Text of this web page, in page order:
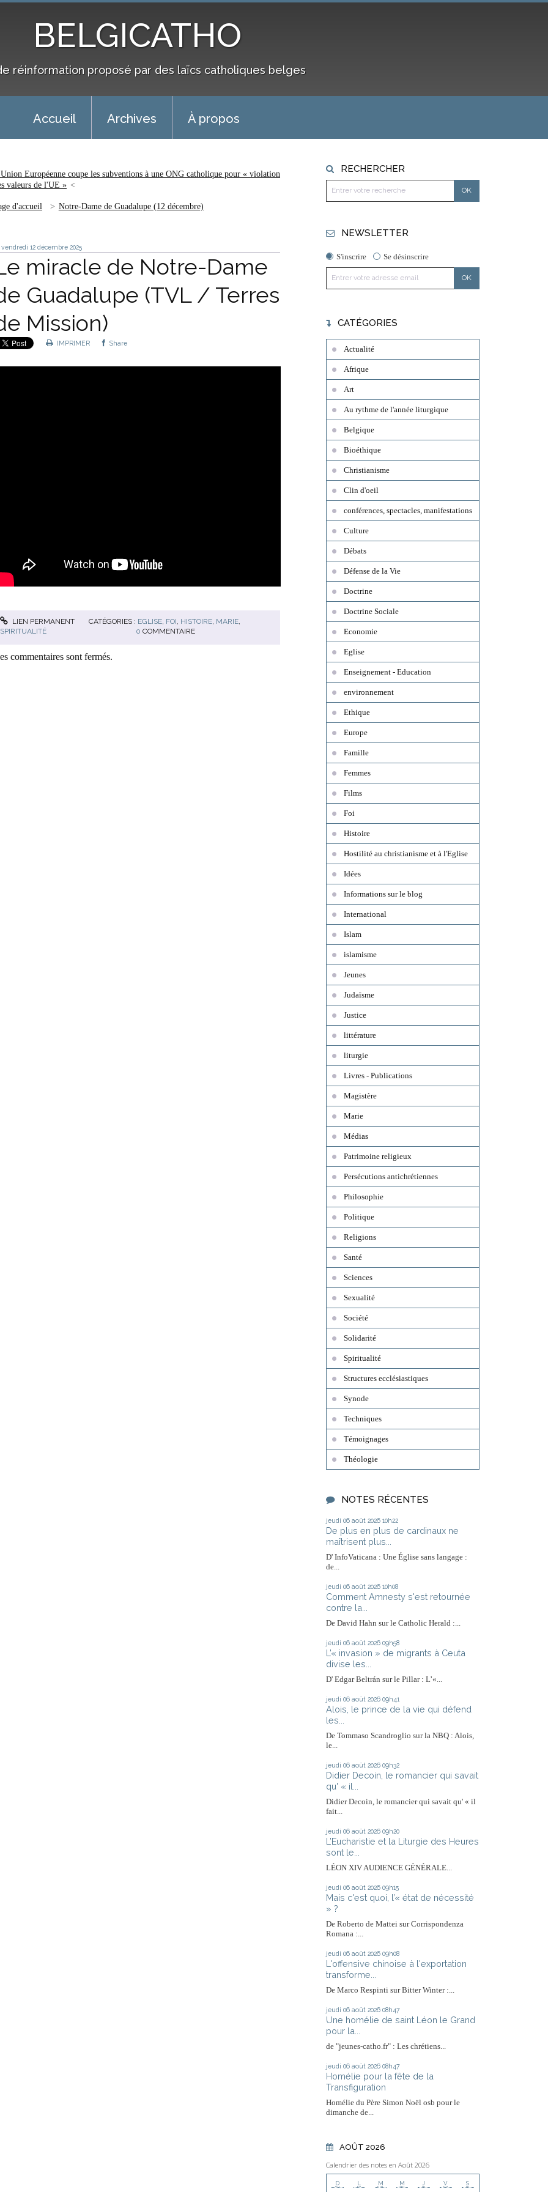
BELGICATHO
réinformation proposé par des laïcs catholiques belges
Accueil Archives À propos
Européenne coupe les subventions à une ONG catholique pour « violation
valeurs de l'UE »
d'accueil Notre-Dame de Guadalupe (12 décembre)
vendredi 12 décembre 2025
miracle de Notre-Dame
Guadalupe (TVL / Terres
Mission)
IMPRIMER Share
LIEN PERMANENT CATÉGORIES : EGLISE FOI HISTOIRE MARIE
SPIRITUALITÉ
0 COMMENTAIRE
commentaires sont fermés.
RECHERCHER
NEWSLETTER
S'inscrire Se désinscrire
CATÉGORIES
Actualité
Afrique
Art
Au rythme de l'année liturgique
Belgique
Bioéthique
Christianisme
Clin d'oeil
conférences, spectacles, manifestations
Culture
Débats
Défense de la Vie
Doctrine
Doctrine Sociale
Economie
Eglise
Enseignement - Education
environnement
Ethique
Europe
Famille
Femmes
Films
Foi
Histoire
Hostilité au christianisme et à l'Eglise
Idées
Informations sur le blog
International
Islam
islamisme
Jeunes
Judaïsme
Justice
littérature
liturgie
Livres - Publications
Magistère
Marie
Médias
Patrimoine religieux
Persécutions antichrétiennes
Philosophie
Politique
Religions
Santé
Sciences
Sexualité
Société
Solidarité
Spiritualité
Structures ecclésiastiques
Synode
Techniques
Témoignages
Théologie
NOTES RÉCENTES
jeudi 06 août 2026 10h22
De plus en plus de cardinaux ne
maîtrisent plus...
D' InfoVaticana : Une Église sans langage :
de...
jeudi 06 août 2026 10h08
Comment Amnesty s'est retournée
contre la...
De David Hahn sur le Catholic Herald :...
jeudi 06 août 2026 09h58
L’« invasion » de migrants à Ceuta
divise les...
D' Edgar Beltrán sur le Pillar : L’«...
jeudi 06 août 2026 09h41
Alois, le prince de la vie qui défend
les...
De Tommaso Scandroglio sur la NBQ : Alois,
le...
jeudi 06 août 2026 09h32
Didier Decoin, le romancier qui savait
qu' « il...
Didier Decoin, le romancier qui savait qu' « il
fait...
jeudi 06 août 2026 09h20
L’Eucharistie et la Liturgie des Heures
sont le...
LÉON XIV AUDIENCE GÉNÉRALE...
jeudi 06 août 2026 09h15
Mais c'est quoi, l’« état de nécessité
» ?
De Roberto de Mattei sur Corrispondenza
Romana :...
jeudi 06 août 2026 09h08
L'offensive chinoise à l'exportation
transforme...
De Marco Respinti sur Bitter Winter :...
jeudi 06 août 2026 08h47
Une homélie de saint Léon le Grand
pour la...
de "jeunes-catho.fr" : Les chrétiens...
jeudi 06 août 2026 08h47
Homélie pour la fête de la
Transfiguration
Homélie du Père Simon Noël osb pour le
dimanche de...
AOÛT 2026
Calendrier des notes en Août 2026
D L M M J V S